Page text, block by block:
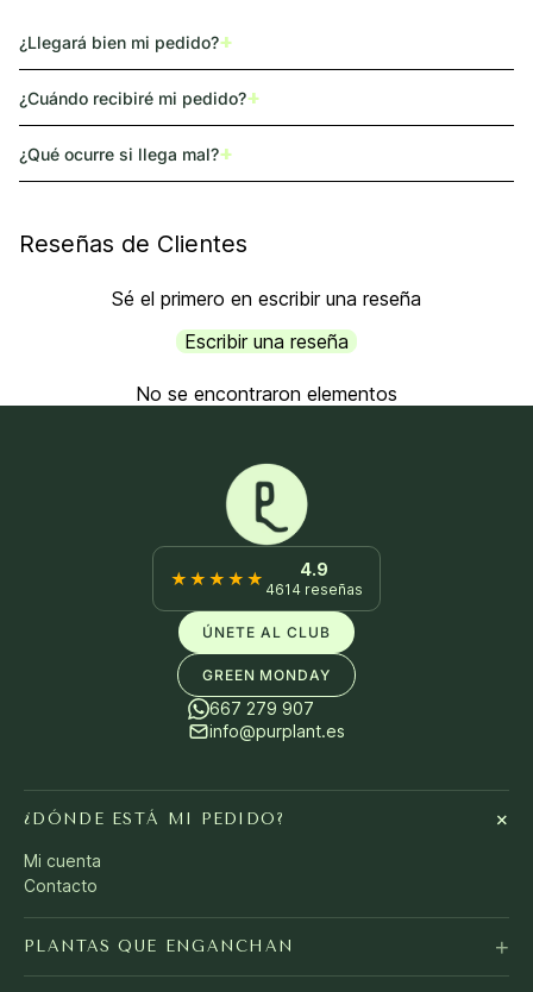
¿Llegará bien mi pedido?+
¿Cuándo recibiré mi pedido?+
¿Qué ocurre si llega mal?+
Reseñas de Clientes
Sé el primero en escribir una reseña
Escribir una reseña
No se encontraron elementos
★★★★★ 4.9
4614 reseñas
ÚNETE AL CLUB
GREEN MONDAY
667 279 907
info@purplant.es
¿DÓNDE ESTÁ MI PEDIDO? +
Mi cuenta
Contacto
PLANTAS QUE ENGANCHAN +